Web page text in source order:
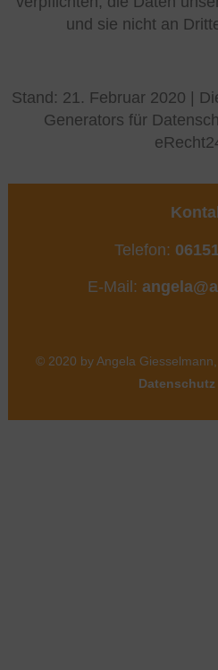
und sie nicht an
Stand: 21. Februar 2020 |
Generators für
Telefon:
E-Mail:
© 2020 by Angela
Datenschutz